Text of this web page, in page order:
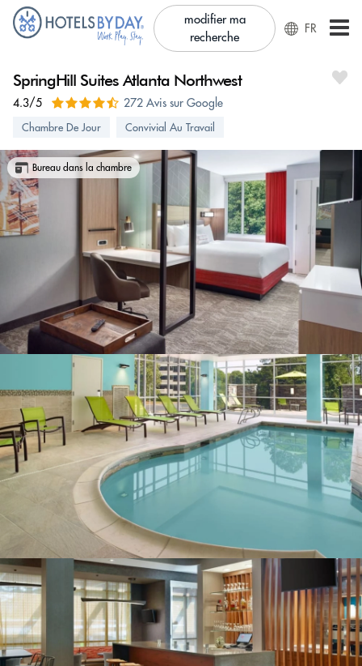
modifier ma
recherche
FR
SpringHill Suites Atlanta Northwest
4.3/5 272 Avis sur Google
Chambre De Jour Convivial Au Travail
Bureau dans la chambre